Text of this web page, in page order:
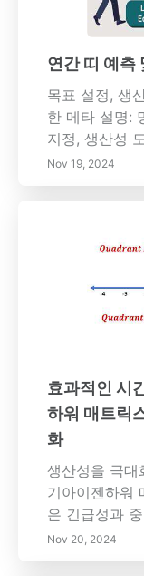
십시오. 이 기
요성과 학습
을 촉진하는
율성과 협력
인 위임 전략
연간 띠 예측
목표 설정, 생
한 메타 설명:
지정, 생산성
주요 전략을
이 개인 성장
을 알아보세
및 생활에 대
츠 개요: 이
전을 위한 명
것의 중요성
떻게 동기 부
하고 에이젠
하여 이를 우
우세요. 효율
르게 변화하
는 필수 생산
플리케이션부
의 필요에 맞
통합하는 방
하고 시간 관
적인 기술인
Nov 19, 2024
효과적인 시
하워 매트릭
화
생산성을 극대
기아이젠하워
은 긴급성과
위를 정하는
인 시간 관리
Nov 20, 2024